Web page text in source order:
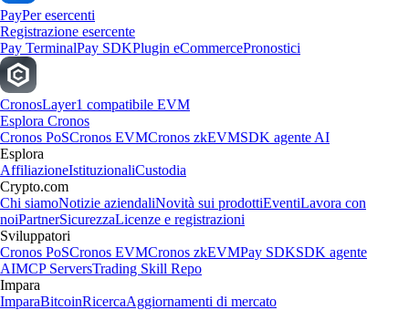
PayPer esercenti
Registrazione esercente
Pay TerminalPay SDKPlugin eCommercePronostici
CronosLayer1 compatibile EVM
Esplora Cronos
Cronos PoSCronos EVMCronos zkEVMSDK agente AI
Esplora
AffiliazioneIstituzionaliCustodia
Crypto.com
Chi siamoNotizie aziendaliNovità sui prodottiEventiLavora con
noiPartnerSicurezzaLicenze e registrazioni
Sviluppatori
Cronos PoSCronos EVMCronos zkEVMPay SDKSDK agente
AIMCP ServersTrading Skill Repo
Impara
ImparaBitcoinRicercaAggiornamenti di mercato